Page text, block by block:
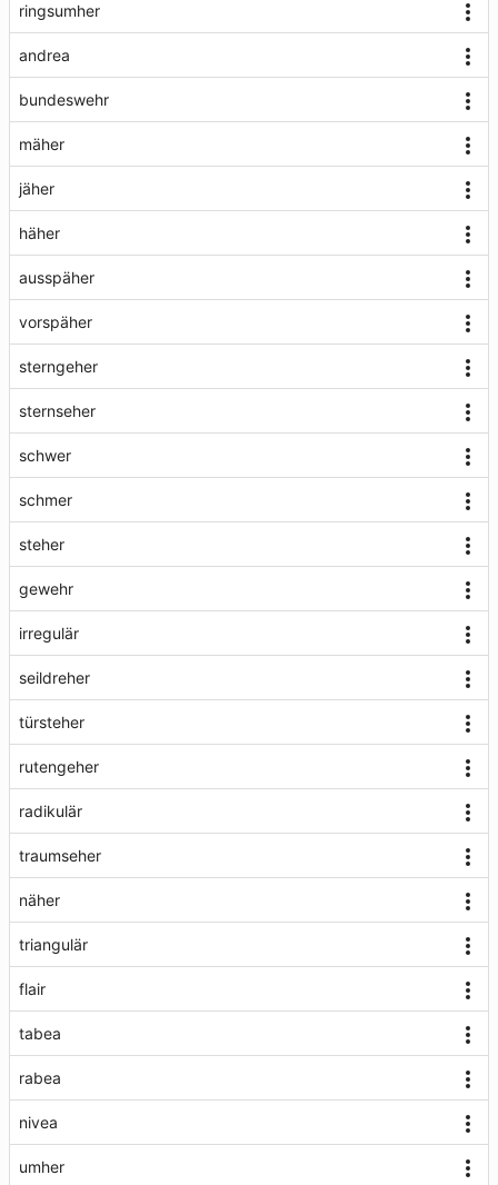
ringsumher
andrea
bundeswehr
mäher
jäher
häher
ausspäher
vorspäher
sterngeher
sternseher
schwer
schmer
steher
gewehr
irregulär
seildreher
türsteher
rutengeher
radikulär
traumseher
näher
triangulär
flair
tabea
rabea
nivea
umher